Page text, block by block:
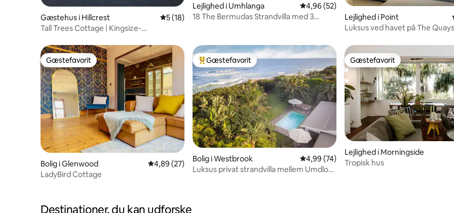
Gæstehus i Hillcrest 5 ud af 5 i gennemsnitlig bedømmelse, 18 omtaler
5 (18)
Tall Trees Cottage | Kingsize-
Lejlighed i Umhlanga 4,96 ud af 5 i gennemsnitlig bedømmelse,
4,96 (52)
18 The Bermudas Strandvilla med 3
Lejlighed i Point
Luksus ved havet på The
Gæstefavorit
Gæstefavorit
Bolig i Glenwood 4,89 ud af 5 i gennemsnitlig bedømmelse, 27 omtaler
4,89 (27)
LadyBird Cottage
Bedste gæstefavorit
Gæstefavorit
Bolig i Westbrook 4,99 ud af 5 i gennemsnitlig bedømmelse,
4,99 (74)
Luksus privat strandvilla mellem Umdloti
Gæstefavorit
Gæstefavorit
Lejlighed i Morningside
Tropisk hus
Destinationer, du kan udforske